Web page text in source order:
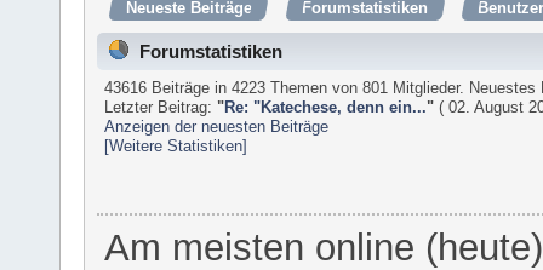
Neueste Beiträge Forumstatistiken
Forumstatistiken
43616 Beiträge in 4223 Themen von 801 Mitglieder.
Letzter Beitrag: "Re: "Katechese, denn ein..." ( 02. August
Anzeigen der neuesten Beiträge
[Weitere Statistiken]
Am meisten online